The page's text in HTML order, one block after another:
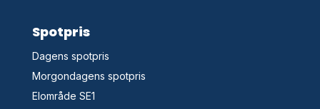
Spotpris
Dagens spotpris
Morgondagens spotpris
Elområde SE1